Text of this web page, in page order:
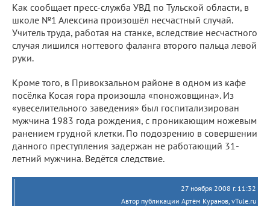
Как сообщает пресс-служба УВД по Тульской области, в
школе №1 Алексина произошёл несчастный случай.
Учитель труда, работая на станке, вследствие несчастного
случая лишился ногтевого фаланга второго пальца левой
руки.
Кроме того, в Привокзальном районе в одном из кафе
посёлка Косая гора произошла «поножовщина». Из
«увеселительного заведения» был госпитализирован
мужчина 1983 года рождения, с проникающим ножевым
ранением грудной клетки. По подозрению в совершении
данного преступления задержан не работающий 31-
летний мужчина. Ведётся следствие.
27 ноября 2008 г. 11:32
Автор публикации Артём Куранов, vTule.ru